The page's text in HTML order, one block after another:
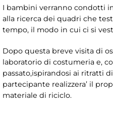
I bambini verranno condotti
alla ricerca dei quadri che
tempo, il modo in cui ci si
Dopo questa breve visita di
laboratorio di costumeria e,
passato,ispirandosi ai ritratti
partecipante realizzera’ il
materiale di riciclo.